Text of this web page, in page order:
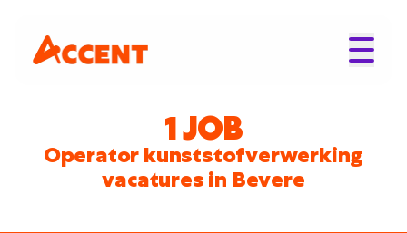
1 JOB
Operator kunststofverwerking
vacatures in Bevere